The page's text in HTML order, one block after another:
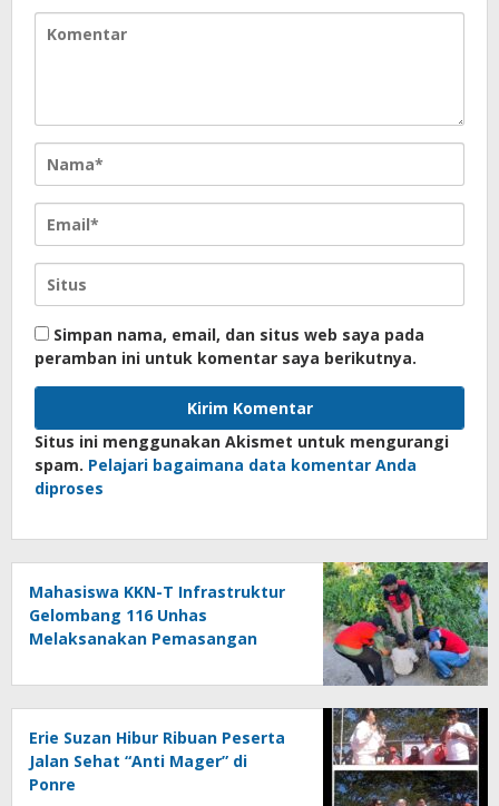
Simpan nama, email, dan situs web saya pada
peramban ini untuk komentar saya berikutnya.
Situs ini menggunakan Akismet untuk mengurangi
spam. Pelajari bagaimana data komentar Anda
diproses
Mahasiswa KKN-T Infrastruktur
Gelombang 116 Unhas
Melaksanakan Pemasangan
Erie Suzan Hibur Ribuan Peserta
Jalan Sehat “Anti Mager” di
Ponre